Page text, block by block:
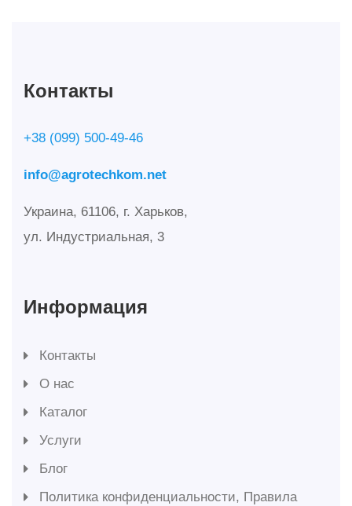
Контакты
+38 (099) 500-49-46
info@agrotechkom.net
Украина, 61106, г. Харьков,
ул. Индустриальная, 3
Информация
Контакты
О нас
Каталог
Услуги
Блог
Политика конфиденциальности, Правила